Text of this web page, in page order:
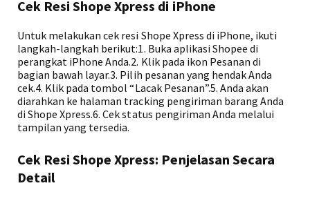
Cek Resi Shope Xpress di iPhone
Untuk melakukan cek resi Shope Xpress di iPhone, ikuti
langkah-langkah berikut:1. Buka aplikasi Shopee di
perangkat iPhone Anda.2. Klik pada ikon Pesanan di
bagian bawah layar.3. Pilih pesanan yang hendak Anda
cek.4. Klik pada tombol “Lacak Pesanan”.5. Anda akan
diarahkan ke halaman tracking pengiriman barang Anda
di Shope Xpress.6. Cek status pengiriman Anda melalui
tampilan yang tersedia.
Cek Resi Shope Xpress: Penjelasan Secara
Detail